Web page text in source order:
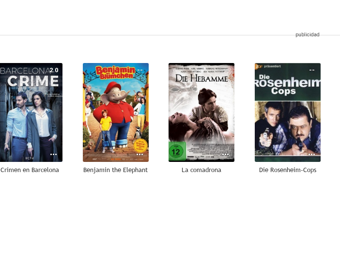
2.0
Crimen en Barcelona
--
Benjamin the Elephant
--
La comadrona
--
Die Rosenheim-Cops